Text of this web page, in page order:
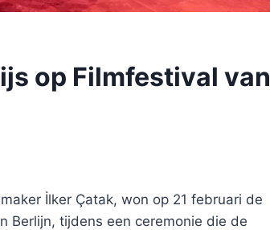
op Filmfestival van
İlker Çatak, won op 21 februari de
Berlijn, tijdens een ceremonie die de